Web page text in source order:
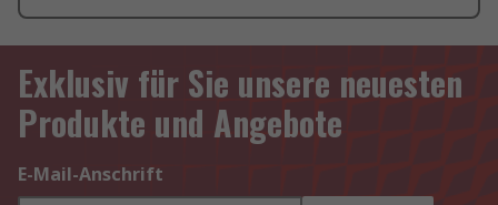
Exklusiv für Sie unsere neuesten
Produkte und Angebote
E-Mail-Anschrift